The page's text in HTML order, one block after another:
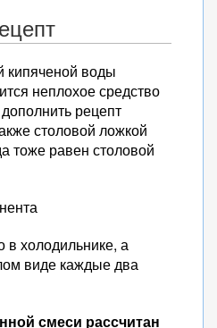
кипяченой воды
неплохое средство
рецепт
столовой ложкой
тоже равен столовой
в холодильнике, а
виде каждые два
смеси рассчитан